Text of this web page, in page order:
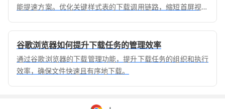
能提速方案。优化关键样式表的下载调用链路，缩短首屏视觉
谷歌浏览器如何提升下载任务的管理效率
通过谷歌浏览器的下载管理功能，提升下载任务的组织和执行
效率，确保文件快速且有序地下载。